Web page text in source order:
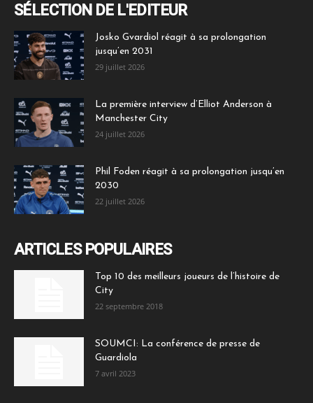
SÉLECTION DE L'EDITEUR
Josko Gvardiol réagit à sa prolongation
jusqu’en 2031
29 juillet 2026
La première interview d’Elliot Anderson à
Manchester City
24 juillet 2026
Phil Foden réagit à sa prolongation jusqu’en
2030
22 juillet 2026
ARTICLES POPULAIRES
Top 10 des meilleurs joueurs de l’histoire de
City
22 septembre 2018
SOUMCI: La conférence de presse de
Guardiola
7 avril 2023